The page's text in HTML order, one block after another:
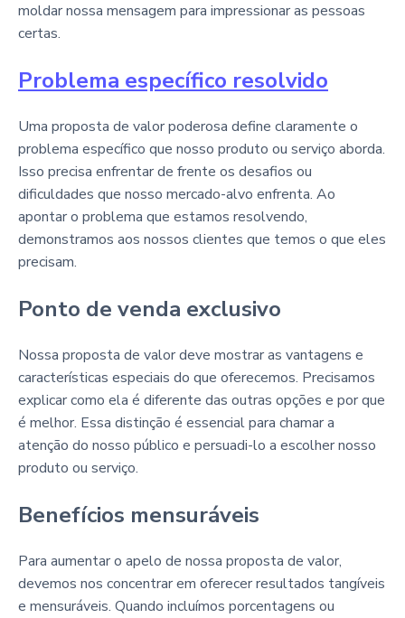
moldar nossa mensagem para impressionar as pessoas
certas.
Problema específico resolvido
Uma proposta de valor poderosa define claramente o
problema específico que nosso produto ou serviço aborda.
Isso precisa enfrentar de frente os desafios ou
dificuldades que nosso mercado-alvo enfrenta. Ao
apontar o problema que estamos resolvendo,
demonstramos aos nossos clientes que temos o que eles
precisam.
Ponto de venda exclusivo
Nossa proposta de valor deve mostrar as vantagens e
características especiais do que oferecemos. Precisamos
explicar como ela é diferente das outras opções e por que
é melhor. Essa distinção é essencial para chamar a
atenção do nosso público e persuadi-lo a escolher nosso
produto ou serviço.
Benefícios mensuráveis
Para aumentar o apelo de nossa proposta de valor,
devemos nos concentrar em oferecer resultados tangíveis
e mensuráveis. Quando incluímos porcentagens ou